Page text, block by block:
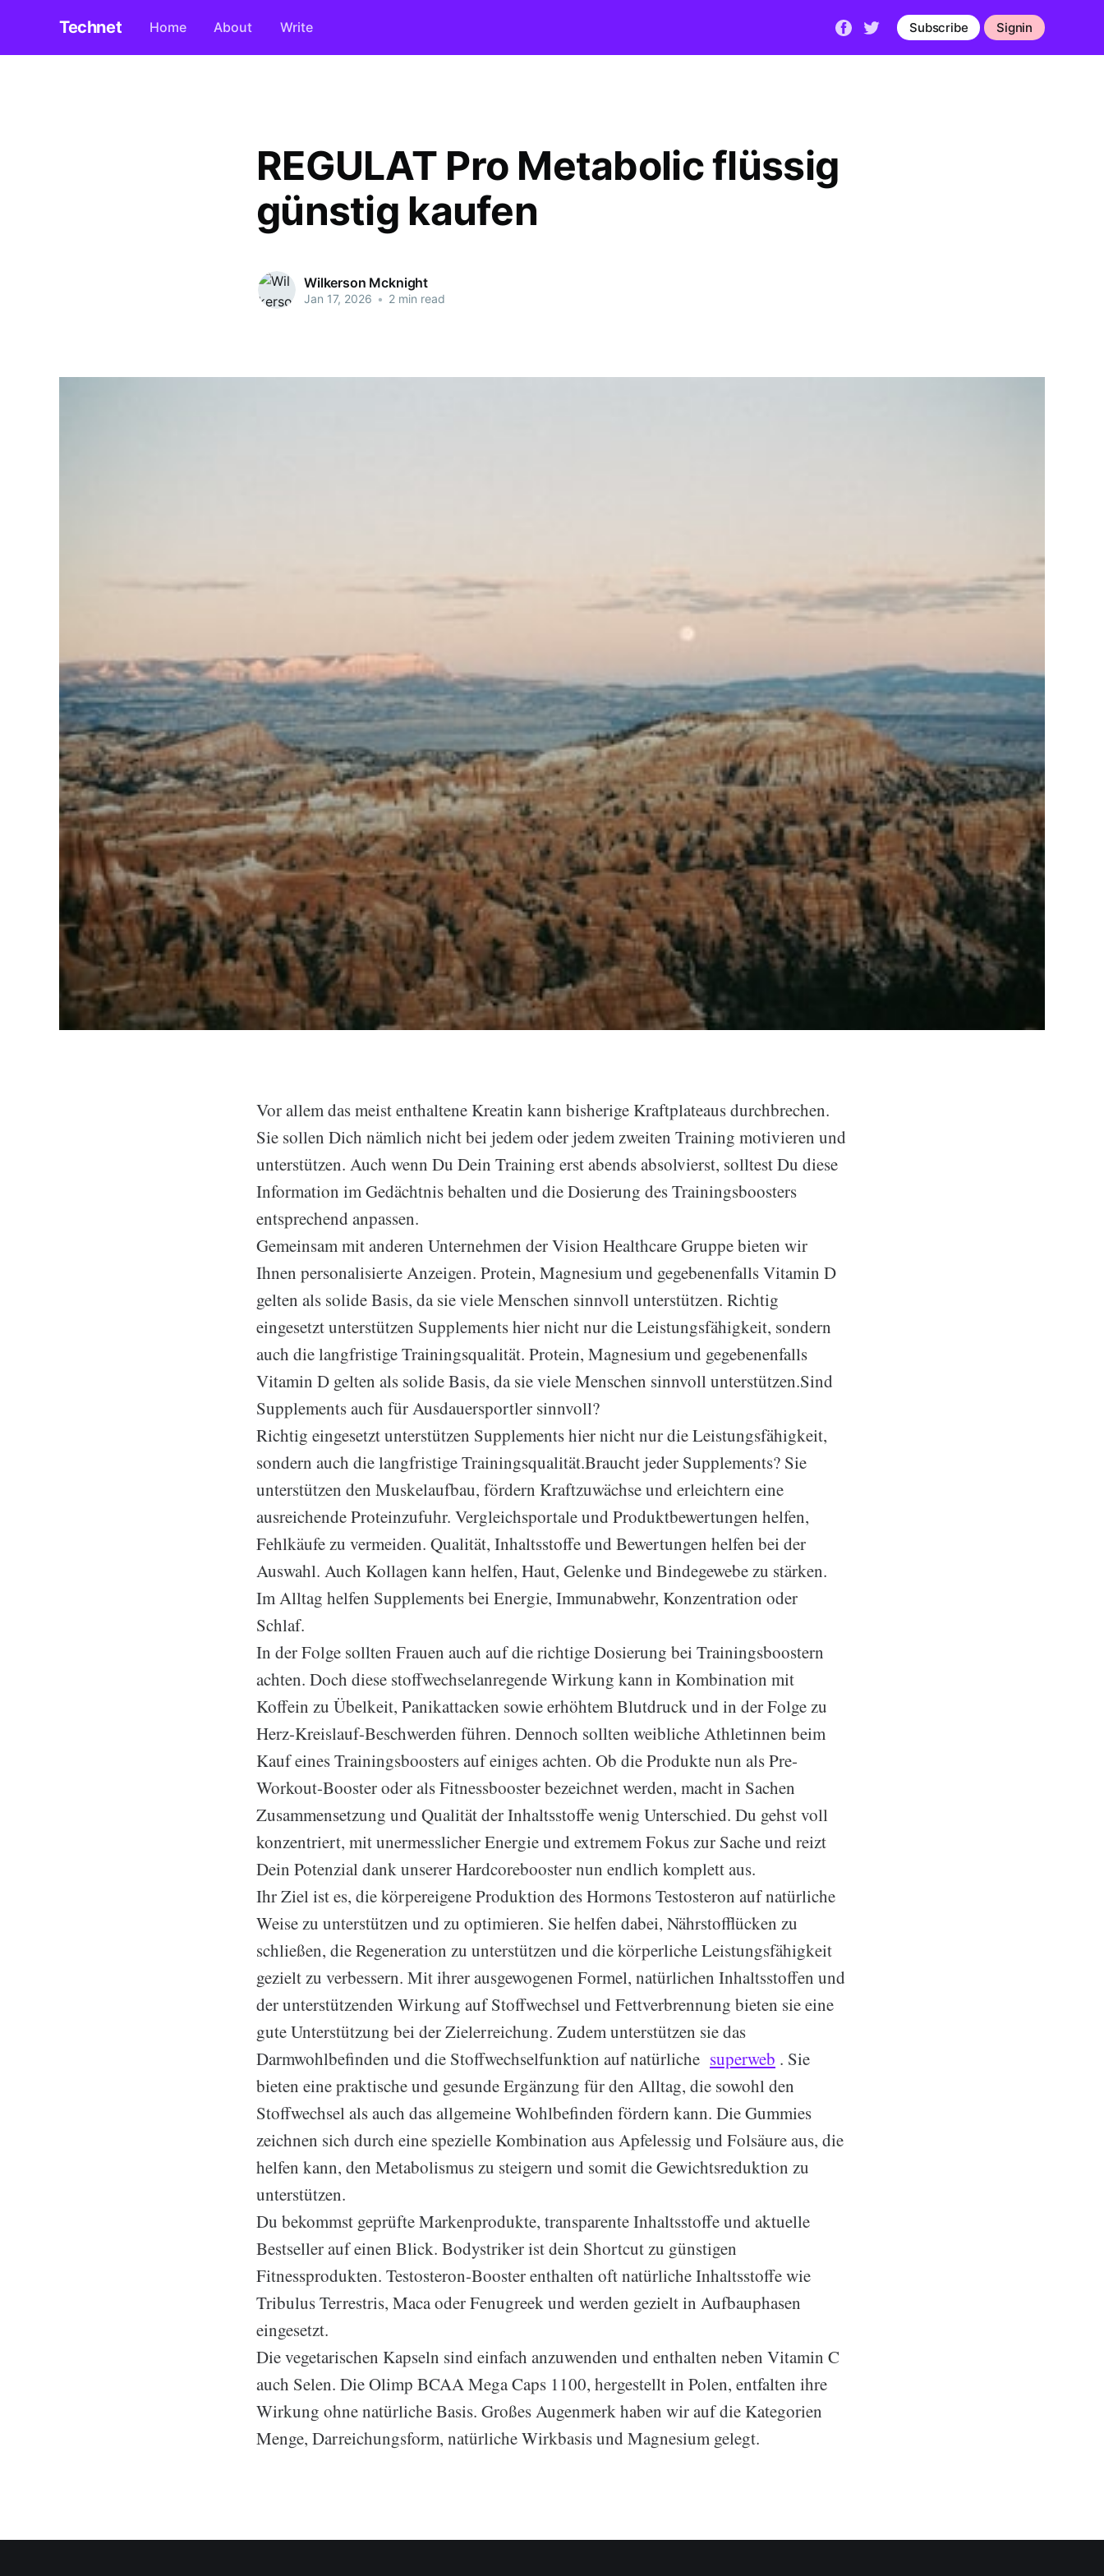
Technet Home About Write Subscribe Signin
REGULAT Pro Metabolic flüssig
günstig kaufen
Wilkerson Mcknight
Jan 17, 2026 • 2 min read
Vor allem das meist enthaltene Kreatin kann bisherige Kraftplateaus durchbrechen.
Sie sollen Dich nämlich nicht bei jedem oder jedem zweiten Training motivieren und
unterstützen. Auch wenn Du Dein Training erst abends absolvierst, solltest Du diese
Information im Gedächtnis behalten und die Dosierung des Trainingsboosters
entsprechend anpassen.
Gemeinsam mit anderen Unternehmen der Vision Healthcare Gruppe bieten wir
Ihnen personalisierte Anzeigen. Protein, Magnesium und gegebenenfalls Vitamin D
gelten als solide Basis, da sie viele Menschen sinnvoll unterstützen. Richtig
eingesetzt unterstützen Supplements hier nicht nur die Leistungsfähigkeit, sondern
auch die langfristige Trainingsqualität. Protein, Magnesium und gegebenenfalls
Vitamin D gelten als solide Basis, da sie viele Menschen sinnvoll unterstützen.Sind
Supplements auch für Ausdauersportler sinnvoll?
Richtig eingesetzt unterstützen Supplements hier nicht nur die Leistungsfähigkeit,
sondern auch die langfristige Trainingsqualität.Braucht jeder Supplements? Sie
unterstützen den Muskelaufbau, fördern Kraftzuwächse und erleichtern eine
ausreichende Proteinzufuhr. Vergleichsportale und Produktbewertungen helfen,
Fehlkäufe zu vermeiden. Qualität, Inhaltsstoffe und Bewertungen helfen bei der
Auswahl. Auch Kollagen kann helfen, Haut, Gelenke und Bindegewebe zu stärken.
Im Alltag helfen Supplements bei Energie, Immunabwehr, Konzentration oder
Schlaf.
In der Folge sollten Frauen auch auf die richtige Dosierung bei Trainingsboostern
achten. Doch diese stoffwechselanregende Wirkung kann in Kombination mit
Koffein zu Übelkeit, Panikattacken sowie erhöhtem Blutdruck und in der Folge zu
Herz-Kreislauf-Beschwerden führen. Dennoch sollten weibliche Athletinnen beim
Kauf eines Trainingsboosters auf einiges achten. Ob die Produkte nun als Pre-
Workout-Booster oder als Fitnessbooster bezeichnet werden, macht in Sachen
Zusammensetzung und Qualität der Inhaltsstoffe wenig Unterschied. Du gehst voll
konzentriert, mit unermesslicher Energie und extremem Fokus zur Sache und reizt
Dein Potenzial dank unserer Hardcorebooster nun endlich komplett aus.
Ihr Ziel ist es, die körpereigene Produktion des Hormons Testosteron auf natürliche
Weise zu unterstützen und zu optimieren. Sie helfen dabei, Nährstofflücken zu
schließen, die Regeneration zu unterstützen und die körperliche Leistungsfähigkeit
gezielt zu verbessern. Mit ihrer ausgewogenen Formel, natürlichen Inhaltsstoffen und
der unterstützenden Wirkung auf Stoffwechsel und Fettverbrennung bieten sie eine
gute Unterstützung bei der Zielerreichung. Zudem unterstützen sie das
Darmwohlbefinden und die Stoffwechselfunktion auf natürliche superweb . Sie
bieten eine praktische und gesunde Ergänzung für den Alltag, die sowohl den
Stoffwechsel als auch das allgemeine Wohlbefinden fördern kann. Die Gummies
zeichnen sich durch eine spezielle Kombination aus Apfelessig und Folsäure aus, die
helfen kann, den Metabolismus zu steigern und somit die Gewichtsreduktion zu
unterstützen.
Du bekommst geprüfte Markenprodukte, transparente Inhaltsstoffe und aktuelle
Bestseller auf einen Blick. Bodystriker ist dein Shortcut zu günstigen
Fitnessprodukten. Testosteron-Booster enthalten oft natürliche Inhaltsstoffe wie
Tribulus Terrestris, Maca oder Fenugreek und werden gezielt in Aufbauphasen
eingesetzt.
Die vegetarischen Kapseln sind einfach anzuwenden und enthalten neben Vitamin C
auch Selen. Die Olimp BCAA Mega Caps 1100, hergestellt in Polen, entfalten ihre
Wirkung ohne natürliche Basis. Großes Augenmerk haben wir auf die Kategorien
Menge, Darreichungsform, natürliche Wirkbasis und Magnesium gelegt.